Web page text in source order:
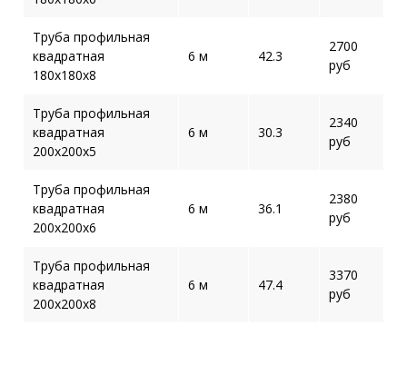
Труба профильная
квадратная
180х180х8
6 м 42.3
2700
руб
Труба профильная
квадратная
200х200х5
6 м 30.3
2340
руб
Труба профильная
квадратная
200х200х6
6 м 36.1
2380
руб
Труба профильная
квадратная
200х200х8
6 м 47.4
3370
руб